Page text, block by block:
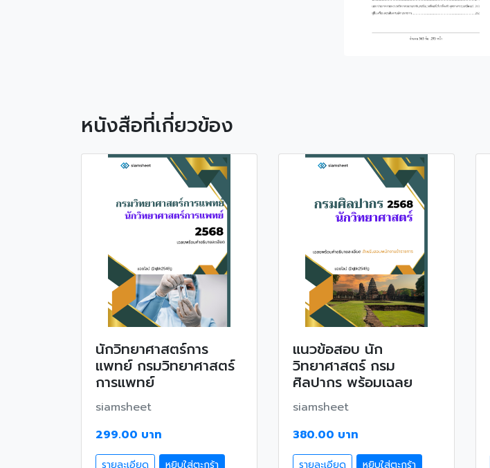
หนังสือที่เกี่ยวข้อง
นักวิทยาศาสตร์การ
แพทย์ กรมวิทยาศาสตร์
การแพทย์
siamsheet
299.00 บาท
รายละเอียด หยิบใส่ตะกร้า
แนวข้อสอบ นัก
วิทยาศาสตร์ กรม
ศิลปากร พร้อมเฉลย
siamsheet
380.00 บาท
รายละเอียด หยิบใส่ตะกร้า